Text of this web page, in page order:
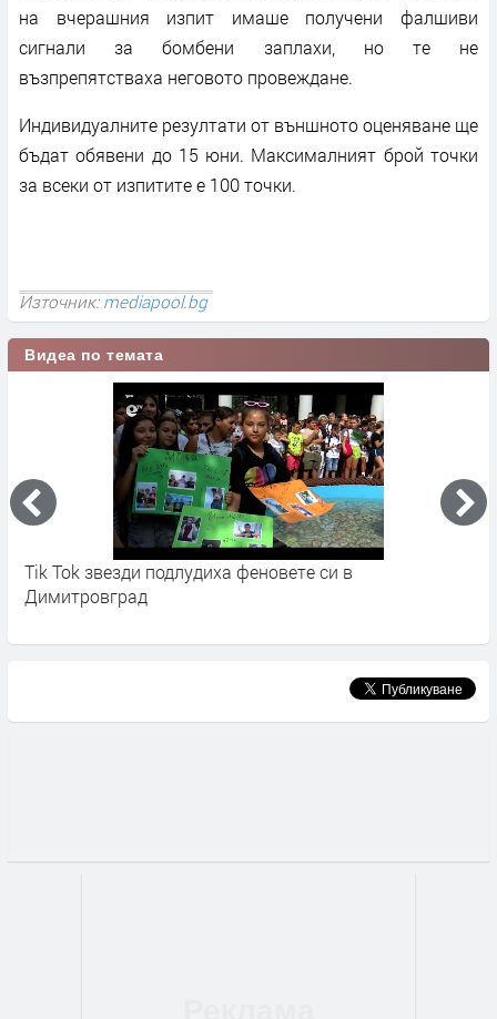
на вчерашния изпит имаше получени фалшиви
сигнали за бомбени заплахи, но те не
възпрепятстваха неговото провеждане.
Индивидуалните резултати от външното оценяване ще
бъдат обявени до 15 юни. Максималният брой точки
за всеки от изпитите е 100 точки.
Източник:mediapool.bg
Видеа по темата
Tik Tok звезди подлудиха феновете си в
Димитровград